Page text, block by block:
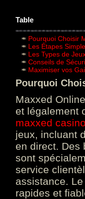
Table
Pourquoi Choisir
Les Étapes
Les Types de
Conseils de
Maximiser vos
Pourquoi
Maxxed
et légalement
maxxed
jeux, incluant
en direct. Des
sont
service
assistance.
rapides et